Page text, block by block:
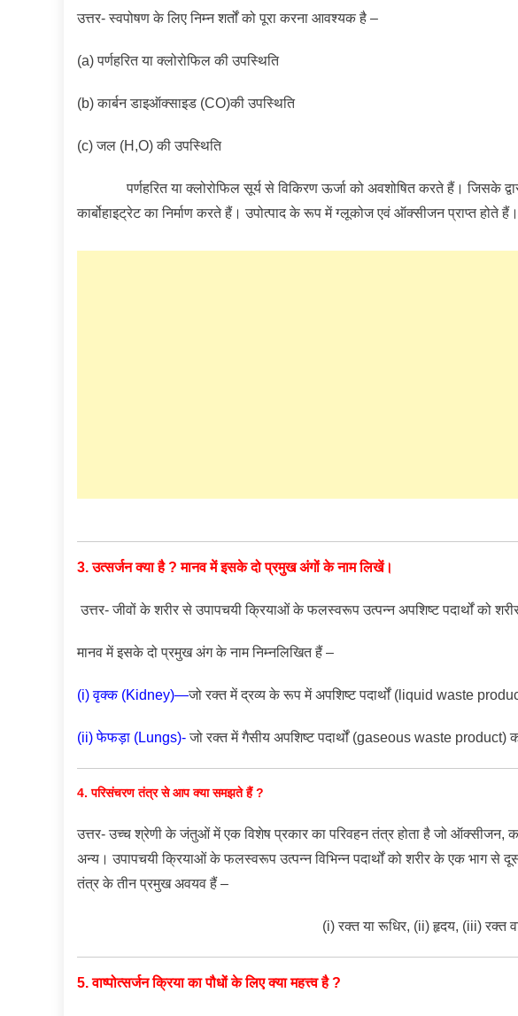
उत्तर- स्वपोषण के लिए निम्न शर्तों को पूरा करना आवश्यक है –
(a) पर्णहरित या क्लोरोफिल की उपस्थिति
(b) कार्बन डाइऑक्साइड (CO)की उपस्थिति
(c) जल (H,O) की उपस्थिति
पर्णहरित या क्लोरोफिल सूर्य से विकिरण ऊर्जा को अवशोषित करते हैं। जिसके
कार्बोहाइट्रेट का निर्माण करते हैं। उपोत्पाद के रूप में ग्लूकोज एवं ऑक्सीजन प्राप्त होते
3. उत्सर्जन क्या है ? मानव में इसके दो प्रमुख अंगों के नाम लिखें।
उत्तर- जीवों के शरीर से उपापचयी क्रियाओं के फलस्वरूप उत्पन्न अपशिष्ट पदार्थों को
मानव में इसके दो प्रमुख अंग के नाम निम्नलिखित हैं –
(i) वृक्क (Kidney)—जो रक्त में द्रव्य के रूप में अपशिष्ट पदार्थों (liquid waste
(ii) फेफड़ा (Lungs)-जो रक्त में गैसीय अपशिष्ट पदार्थों (gaseous waste product)
4. परिसंचरण तंत्र से आप क्या समझते हैं ?
उत्तर- उच्च श्रेणी के जंतुओं में एक विशेष प्रकार का परिवहन तंत्र होता है जो ऑक्सीजन,
अन्य। उपापचयी क्रियाओं के फलस्वरूप उत्पन्न विभिन्न पदार्थों को शरीर के एक भाग से
तंत्र के तीन प्रमुख अवयव हैं –
(i) रक्त या रूधिर, (ii) हृदय, (iii) रक्त
5. वाष्पोत्सर्जन क्रिया का पौधों के लिए क्या महत्त्व है ?